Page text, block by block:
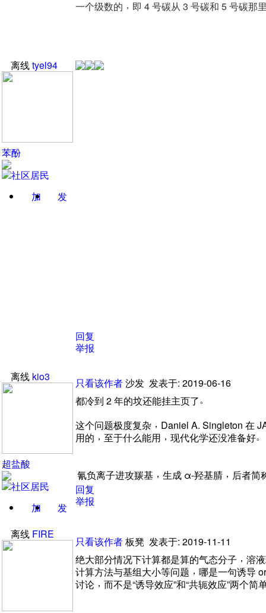
离线tyel94
苯酚
加
发
一个级数的 ， 即 4号碳从 3 号碳和 5号碳那
回复
举报
离线 kio3
超盐酸
加
发
只看该作者沙发 发表于: 2019-06-16
都冷到 2年的坟还能挂主页了。
这个问题极度复杂 ， Daniel A. Singleton 在
用的 ， 至于什么能用 ， 现代化学还没准备好。
氰负离子进攻羰基 ， 生成 α-羟基腈 ， 后者简
回复
举报
离线 FIRE
只看该作者板凳 发表于: 2019-11-11
绝大部分情况下计算都是算的气态分子 ， 溶
计算方法与基组大小等问题 ， 哪是一句诱导 or
讨论 ， 而不是“诱导效应”和“共轭效应”两个简